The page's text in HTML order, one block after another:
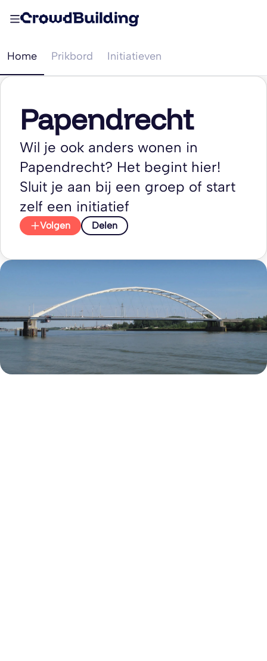
Home Prikbord Initiatieven
Papendrecht
Wil je ook anders wonen in
Papendrecht? Het begint hier!
Sluit je aan bij een groep of start
zelf een initiatief
Volgen Delen